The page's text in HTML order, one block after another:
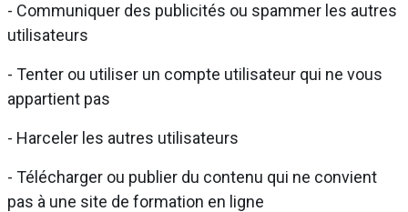
- Communiquer des publicités ou spammer les autres
utilisateurs
- Tenter ou utiliser un compte utilisateur qui ne vous
appartient pas
- Harceler les autres utilisateurs
- Télécharger ou publier du contenu qui ne convient
pas à une site de formation en ligne